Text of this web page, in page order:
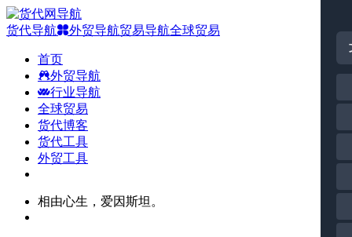
货代导航 外贸导航贸易导航全球贸易
首页
外贸导航
行业导航
全球贸易
货代博客
货代工具
外贸工具
相由心生，爱因斯坦。